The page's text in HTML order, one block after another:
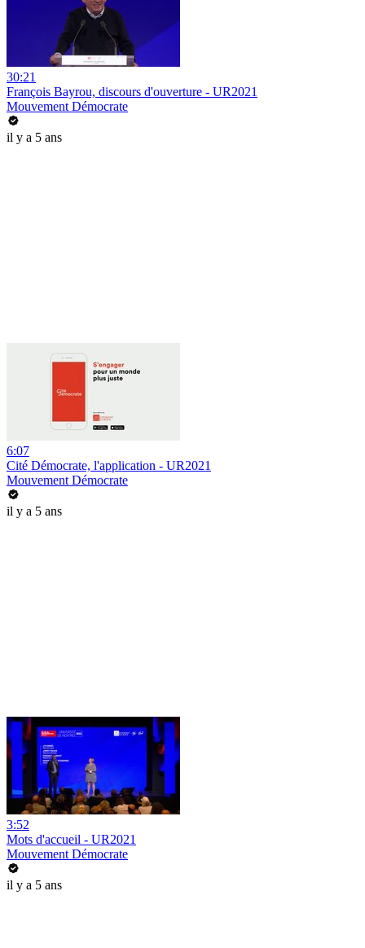
30:21
François Bayrou, discours d'ouverture - UR2021
Mouvement Démocrate
il y a 5 ans
6:07
Cité Démocrate, l'application - UR2021
Mouvement Démocrate
il y a 5 ans
3:52
Mots d'accueil - UR2021
Mouvement Démocrate
il y a 5 ans